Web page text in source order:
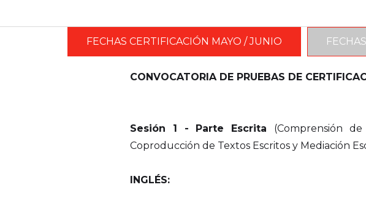
FECHAS CERTIFICACIÓN MAYO / JUNIO
CONVOCATORIA DE PRUEBAS DE
Sesión 1 - Parte Escrita (Comprensión
Coproducción de Textos Escritos y Mediación
INGLÉS: